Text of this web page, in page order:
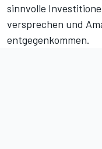
sinnvolle
versprechen und
entgegenkommen.